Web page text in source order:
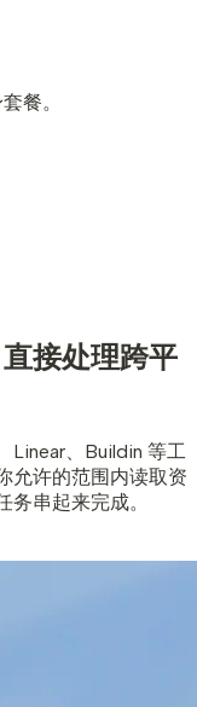
餐。
接处理跨平
Linear、Buildin 等工
允许的范围内读取资
串起来完成。